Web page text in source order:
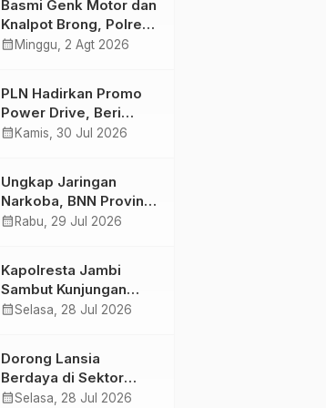
Semakin Skena
Basmi Genk Motor dan
Knalpot Brong, Polres
Tanjab Barat Amankan
calendar_month Minggu, 2 Agt 2026
PLN Hadirkan Promo
Power Drive, Beri
Diskon Tambah Daya
calendar_month Kamis, 30 Jul 2026
Ungkap Jaringan
Narkoba, BNN Provinsi
Jambi dan Bea Cukai
Butir Ekstasi dan 146
Gram Sabu
calendar_month Rabu, 29 Jul 2026
Kapolresta Jambi
Sambut Kunjungan
Ketua dan Pengurus
Kolaborasi
calendar_monthSelasa, 28 Jul 2026
Dorong Lansia
Berdaya di Sektor
Hijau, Pertamina EP
calendar_monthSelasa, 28 Jul 2026